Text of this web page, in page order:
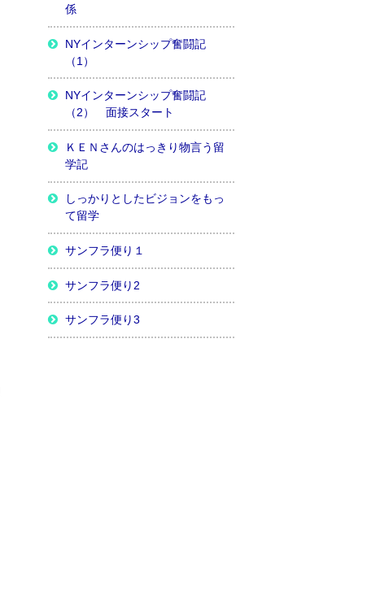
係
NYインターンシップ奮闘記
（1）
NYインターンシップ奮闘記
（2） 面接スタート
ＫＥＮさんのはっきり物言う留
学記
しっかりとしたビジョンをもっ
て留学
サンフラ便り１
サンフラ便り2
サンフラ便り3